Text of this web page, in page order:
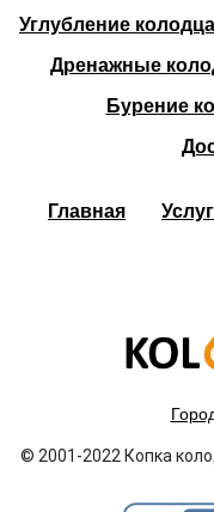
Углубление колодца
Дренажные
Бурение
Главная
© 2001-2022 Копка